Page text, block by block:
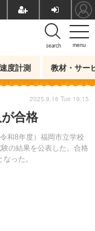
menu
search
度計測 教材・サー
合格
和8年度）福岡市立学校
の結果を公表した。合格
った。
2025.9.16 Tue 19:15